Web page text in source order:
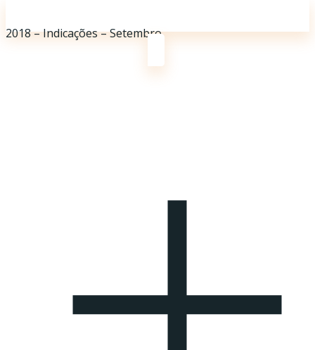
2018 – Indicações – Setembro